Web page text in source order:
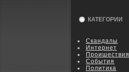
КАТЕГОРИИ
Скандалы
Интернет
Пpoишествия
События
Политика